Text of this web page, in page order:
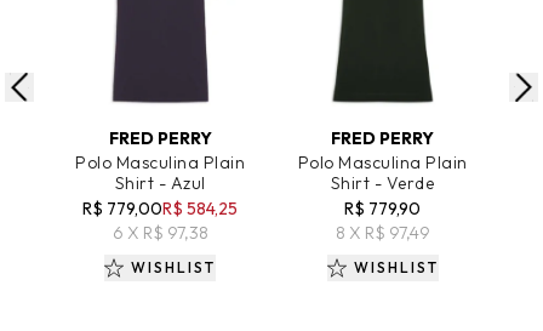
ADICIONAR AO CARRINHO
FRED PERRY
Polo Masculina Plain
Shirt - Azul
R$ 779,00R$ 584,25
6 X R$ 97,38
WISHLIST
ADICIONAR AO CARRINHO
FRED PERRY
Polo Masculina Plain
Shirt - Verde
R$ 779,90
8 X R$ 97,49
WISHLIST